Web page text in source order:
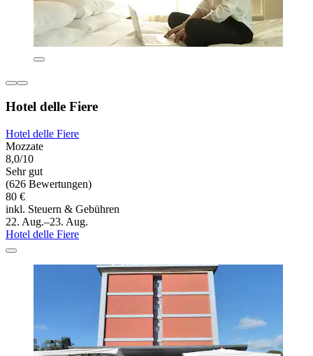
Hotel delle Fiere
Hotel delle Fiere
Mozzate
8,0/10
Sehr gut
(626 Bewertungen)
80 €
inkl. Steuern & Gebühren
22. Aug.–23. Aug.
Hotel delle Fiere